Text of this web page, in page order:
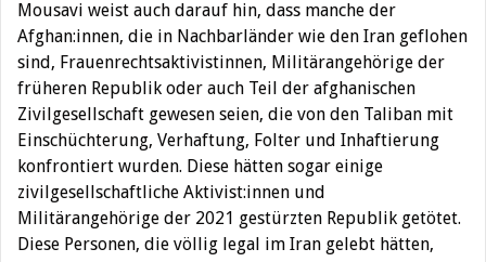
Mousavi weist auch darauf hin, dass manche der
Afghan:innen, die in Nachbarländer wie den Iran geflohen
sind, Frauenrechtsaktivistinnen, Militärangehörige der
früheren Republik oder auch Teil der afghanischen
Zivilgesellschaft gewesen seien, die von den Taliban mit
Einschüchterung, Verhaftung, Folter und Inhaftierung
konfrontiert wurden. Diese hätten sogar einige
zivilgesellschaftliche Aktivist:innen und
Militärangehörige der 2021 gestürzten Republik getötet.
Diese Personen, die völlig legal im Iran gelebt hätten,